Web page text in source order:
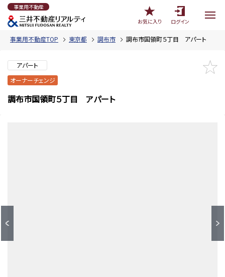
事業用不動産
お気に入り
ログイン
事業用不動産TOP 東京都 調布市 調布市国領町５丁目 アパート
アパート
オーナーチェンジ
調布市国領町５丁目 アパート